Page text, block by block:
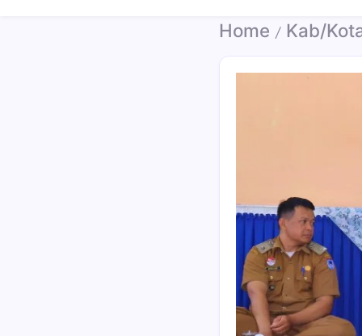
Home / Kab/